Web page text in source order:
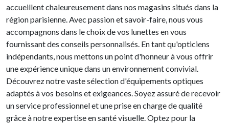
accueillent chaleureusement dans nos magasins situés dans la
région parisienne. Avec passion et savoir-faire, nous vous
accompagnons dans le choix de vos lunettes en vous
fournissant des conseils personnalisés. En tant qu'opticiens
indépendants, nous mettons un point d'honneur à vous offrir
une expérience unique dans un environnement convivial.
Découvrez notre vaste sélection d'équipements optiques
adaptés à vos besoins et exigeances. Soyez assuré de recevoir
un service professionnel et une prise en charge de qualité
grâce à notre expertise en santé visuelle. Optez pour la